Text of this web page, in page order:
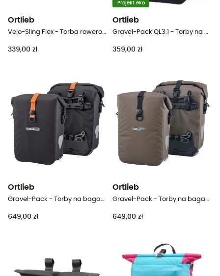
Ortlieb
Velo-Sling Flex - Torba rowerowa
339,00 zł
Projekt eko
Ortlieb
Gravel-Pack QL3.1 - Torby na bagażnik rowerowy
359,00 zł
Ortlieb
Gravel-Pack - Torby na bagażnik rowerowy
649,00 zł
Ortlieb
Gravel-Pack - Torby na bagażnik rowerowy
649,00 zł